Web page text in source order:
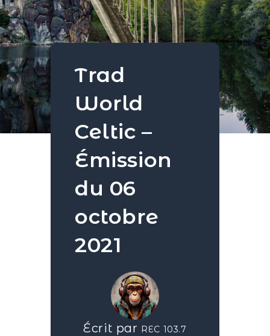
Trad
World
Celtic –
Émission
du 06
octobre
2021
Écrit par REC 103.7